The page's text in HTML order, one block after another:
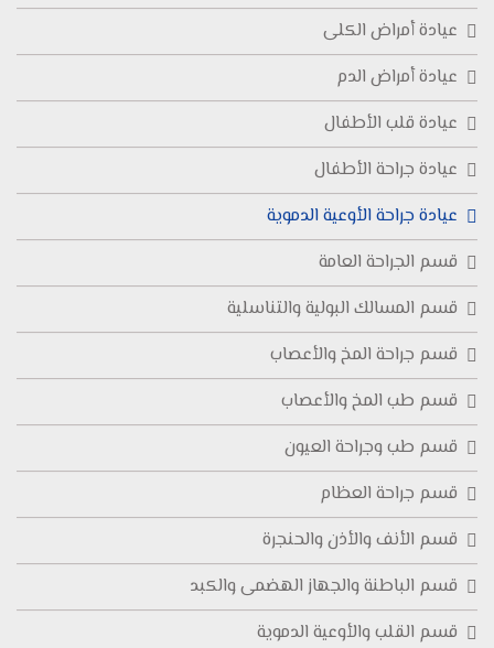
عيادة أمراض الكلى
عيادة أمراض الدم
عيادة قلب الأطفال
عيادة جراحة الأطفال
عيادة جراحة الأوعية الدموية
قسم الجراحة العامة
قسم المسالك البولية والتناسلية
قسم جراحة المخ والأعصاب
قسم طب المخ والأعصاب
قسم طب وجراحة العيون
قسم جراحة العظام
قسم الأنف والأذن والحنجرة
قسم الباطنة والجهاز الهضمى والكبد
قسم القلب والأوعية الدموية